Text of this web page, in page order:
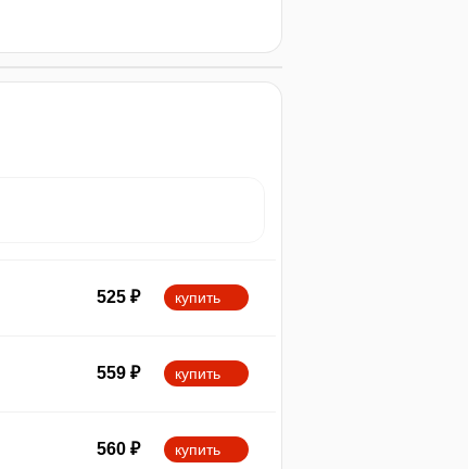
525 ₽ купить
559 ₽ купить
560 ₽ купить